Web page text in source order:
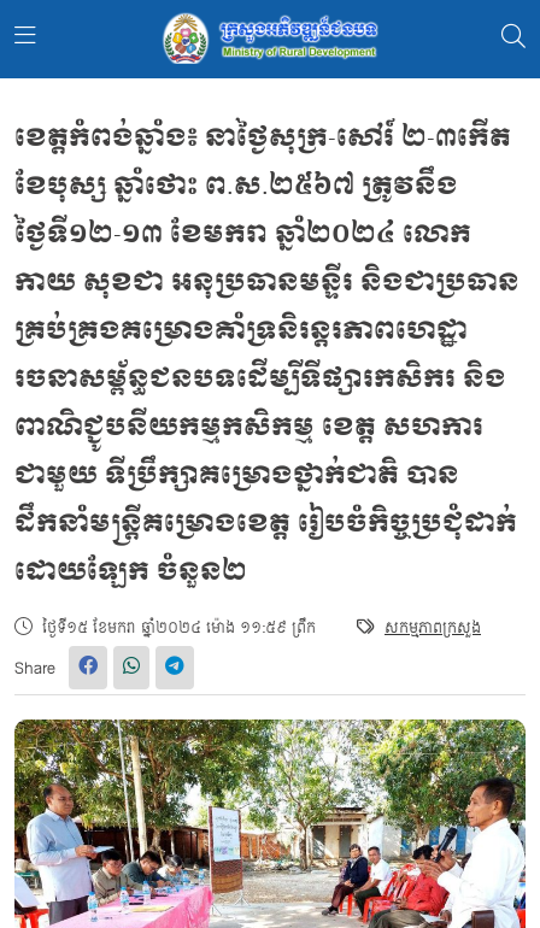
ខេត្តកំពង់ឆ្នាំង៖ នាថ្ងៃសុក្រ-សៅរ៍ ២-៣កើត
ខែបុស្ស ឆ្នាំថោះ ព.ស.២៥៦៧ ត្រូវនឹង
ថ្ងៃទី១២-១៣ ខែមករា ឆ្នាំ២០២៤ លោក
កាយ សុខជា អនុប្រធានមន្ទីរ និងជាប្រធាន
គ្រប់គ្រងគម្រោងគាំទ្រនិរន្តរភាពហេដ្ឋា
រចនាសម្ព័ន្ធជនបទដើម្បីទីផ្សារកសិករ និង
ពាណិជ្ជូបនីយកម្មកសិកម្ម ខេត្ត សហការ
ជាមួយ ទីប្រឹក្សាគម្រោងថ្នាក់ជាតិ បាន
ដឹកនាំមន្ត្រីគម្រោងខេត្ត រៀបចំកិច្ចប្រជុំដាក់
ដោយឡែក ចំនួន២
ថ្ងៃទី១៥ ខែមករា ឆ្នាំ២០២៤ ម៉ោង ១១:៥៩ ព្រឹក សកម្មភាពក្រសួង
Share